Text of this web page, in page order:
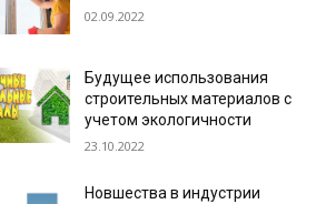
02.09.2022
Будущее использования
строительных материалов с
учетом экологичности
23.10.2022
Новшества в индустрии